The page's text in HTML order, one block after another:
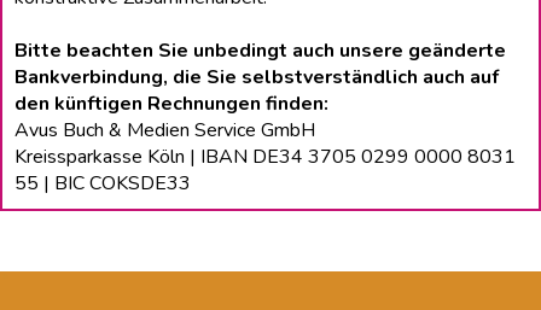
Bitte beachten Sie unbedingt auch unsere geänderte
Bankverbindung, die Sie selbstverständlich auch auf
den künftigen Rechnungen finden:
Avus Buch & Medien Service GmbH
Kreissparkasse Köln | IBAN DE34 3705 0299 0000 8031
55 | BIC COKSDE33